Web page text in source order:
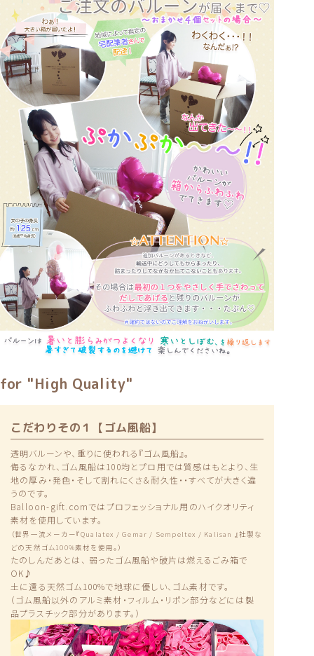
for "High Quality"
こだわりその１【ゴム風船】
透明バルーンや、重りに使われる『ゴム風船』。
侮るなかれ、ゴム風船は100均とプロ用では質感はもとより、生
地の厚み・発色・そして割れにくさ＆耐久性・・すべてが大きく違
うのです。
Balloon-gift.comではプロフェッショナル用のハイクオリティ
素材を使用しています。
（世界一流メーカー『Qualatex / Gemar / Sempeltex / Kalisan 』社製な
どの天然ゴム100%素材を使用。）
たのしんだあとは、 弱ったゴム風船や破片は燃えるごみ箱で
OK♪
土に還る天然ゴム100%で地球に優しい、ゴム素材です。
（ゴム風船以外のアルミ素材・フィルム・リポン部分などには製
品プラスチック部分があります。）